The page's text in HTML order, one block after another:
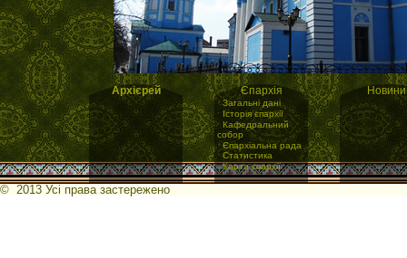
Архієрей Єпархія
·Загальні дані
·Історія єпархії
·Кафедральний
собор
·Єпархіальна рада
·Статистика
·Карта єпархії
Новини
© 2013 Усі права застережено